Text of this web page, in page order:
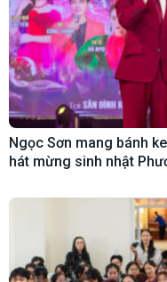
Ngọc Sơn mang bánh
hát mừng sinh nhật